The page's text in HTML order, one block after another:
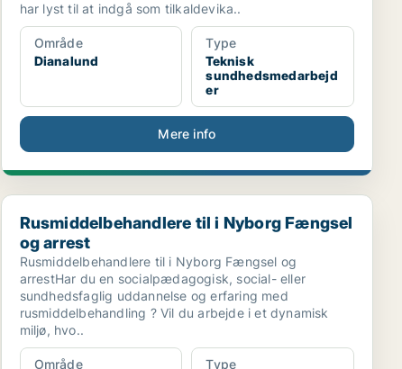
har lyst til at indgå som tilkaldevika..
Område
Dianalund
Type
Teknisk
sundhedsmedarbejd
er
Mere info
Rusmiddelbehandlere til i Nyborg Fængsel og arrest
Rusmiddelbehandlere til i Nyborg Fængsel
og arrest
Rusmiddelbehandlere til i Nyborg Fængsel og
arrestHar du en socialpædagogisk, social- eller
sundhedsfaglig uddannelse og erfaring med
rusmiddelbehandling ? Vil du arbejde i et dynamisk
miljø, hvo..
Område
Type